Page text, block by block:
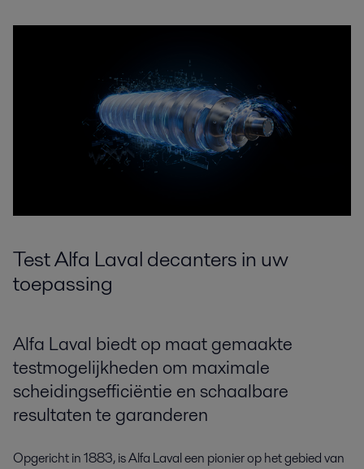
Test Alfa Laval decanters in uw
toepassing
Alfa Laval biedt op maat gemaakte
testmogelijkheden om maximale
scheidingsefficiëntie en schaalbare
resultaten te garanderen
Opgericht in 1883, is Alfa Laval een pionier op het gebied van